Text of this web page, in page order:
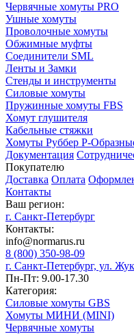
Червячные хомуты PRO
Ушные хомуты
Проволочные хомуты
Обжимные муфты
Соединители SML
Ленты и Замки
Стенды и инструменты
Силовые хомуты
Пружинные хомуты FBS
Хомут глушителя
Кабельные стяжки
Хомуты Руббер Р-
Документация
Покупателю
Доставка Оплата
Контакты
Ваш регион:
г. Санкт-Петербург
Контакты:
info@normarus.ru
8 (800) 350-98-09
г. Санкт-Петербург, ул.
Пн-Пт: 9.00-17.30
Категория:
Силовые хомуты GBS
Хомуты МИНИ (MINI)
Червячные хомуты